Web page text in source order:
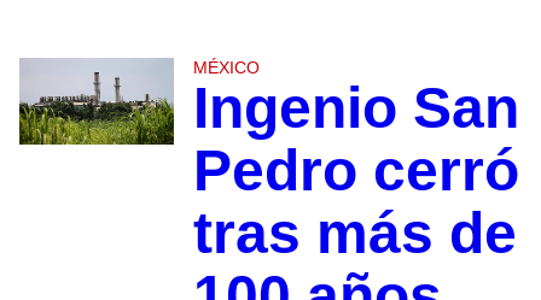
MÉXICO
Ingenio San
Pedro cerró
tras más de